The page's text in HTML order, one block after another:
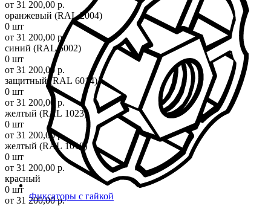
Фиксаторы с гайкой
от 31 200,00 р.
оранжевый (RAL 2004)
0 шт
от 31 200,00 р.
синий (RAL 5002)
0 шт
от 31 200,00 р.
защитный (RAL 6014)
0 шт
от 31 200,00 р.
желтый (RAL 1023)
0 шт
от 31 200,00 р.
желтый (RAL 1018)
0 шт
от 31 200,00 р.
красный
0 шт
от 31 200,00 р.